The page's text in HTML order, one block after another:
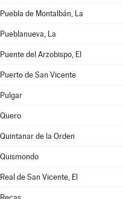
Puebla de Montalbán, La
Pueblanueva, La
Puente del Arzobispo, El
Puerto de San Vicente
Pulgar
Quero
Quintanar de la Orden
Quismondo
Real de San Vicente, El